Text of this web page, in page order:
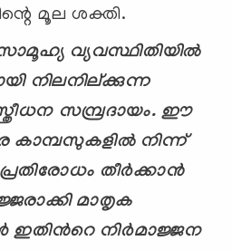
മൂല ശക്തി.
വ്യവസ്ഥിതിയില്‍
നിലനില്ക്കുന്ന
സമ്പ്രദായം. ഈ
കാമ്പസുകളില്‍ നിന്ന്
തീര്‍ക്കാന്‍
മാതൃക
ഇതിന്‍റെ നിര്‍മാജ്ജന